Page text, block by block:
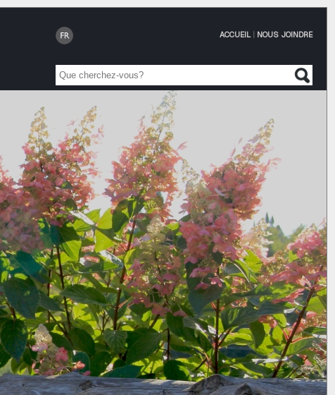
ACCUEIL| NOUS JOINDRE